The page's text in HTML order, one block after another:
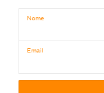
Nome
Email